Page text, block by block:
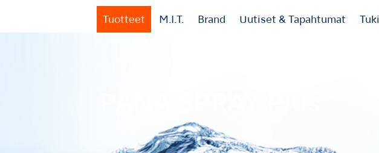
Tuotteet M.I.T. Brand Uutiset & Tapahtumat Tuki